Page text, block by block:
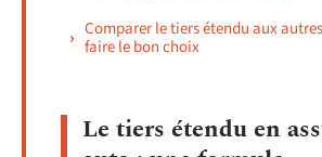
Comparer le tiers étendu aux
faire le bon choix
Le tiers étendu en